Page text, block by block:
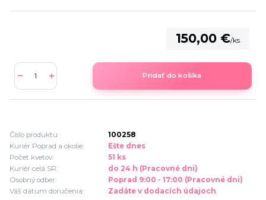
150,00 €/ks
Pridať do košíka
Číslo produktu:
100258
Kuriér Poprad a okolie:
Ešte dnes
Počet kvetov:
51 ks
Kuriér celá SR:
do 24 h (Pracovné dni)
Osobný odber:
Poprad 9:00 - 17:00 (Pracovné dni)
Váš dátum doručenia:
Zadáte v dodacích údajoch